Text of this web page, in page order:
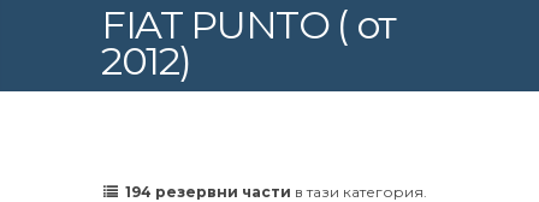
FIAT PUNTO ( от
2012)
194 резервни части в тази категория.